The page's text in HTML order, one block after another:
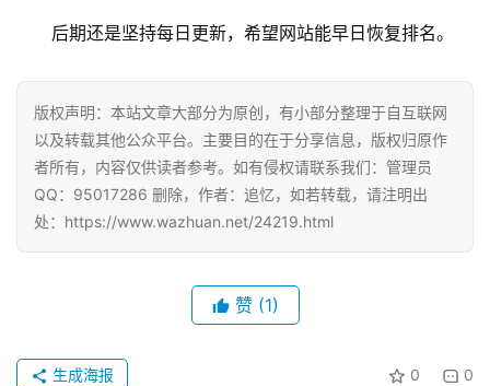
后期还是坚持每日更新，希望网站能早日恢复排名。
版权声明：本站文章大部分为原创，有小部分整理于自互联网
以及转载其他公众平台。主要目的在于分享信息，版权归原作
者所有，内容仅供读者参考。如有侵权请联系我们：管理员
QQ：95017286 删除，作者：追忆，如若转载，请注明出
处：https://www.wazhuan.net/24219.html
赞 (1)
0 0
生成海报